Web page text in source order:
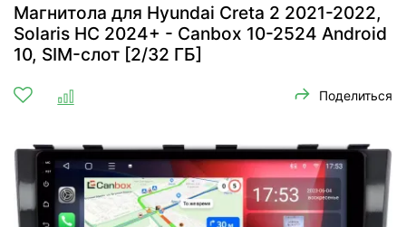
Магнитола для Hyundai Creta 2 2021-2022,
Solaris HC 2024+ - Canbox 10-2524 Android
10, SIM-слот [2/32 ГБ]
Поделиться